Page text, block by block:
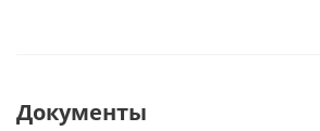
Документы